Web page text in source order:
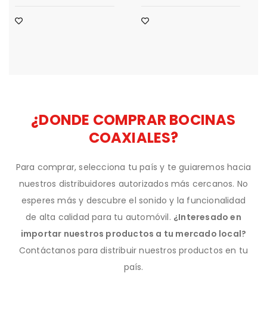
¿DONDE COMPRAR BOCINAS
COAXIALES?
Para comprar, selecciona tu país y te guiaremos hacia
nuestros distribuidores autorizados más cercanos. No
esperes más y descubre el sonido y la funcionalidad
de alta calidad para tu automóvil. ¿Interesado en
importar nuestros productos a tu mercado local?
Contáctanos para distribuir nuestros productos en tu
país.